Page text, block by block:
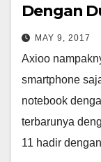
Dengan
MAY 9, 2017
Axioo
smartphone
notebook
terbarunya
11 hadir